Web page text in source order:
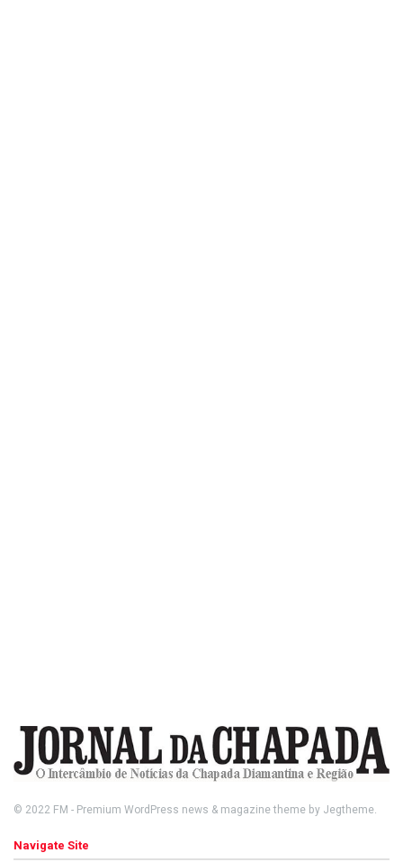
© 2022 FM - Premium WordPress news & magazine theme by Jegtheme.
Navigate Site